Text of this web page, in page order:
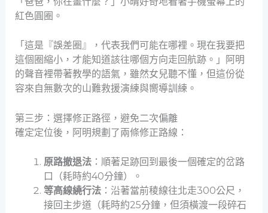
紅色圓圈。
「這是『誤差圈』，代表我們可能在哪裡。現在我要把
這個圈縮小，才能知道該往哪個方向走回航跡。」阿明
的聲音裡帶著教學的語氣，雖然女兒聽不懂，但這份從
容來自無數次的山難救援演練與嚮導訓練。
第三步：選擇修正路徑，避免二次偏離
確定定位後，阿明規劃了兩條修正路線：
原路撤退法：順著足跡回到最後一個確定的岔路
口（耗時約40分鐘）。
等高線繞行法：沿著當前稜線往北走300公尺，
接回主步道（耗時約25分鐘，但須橫渡一段碎石